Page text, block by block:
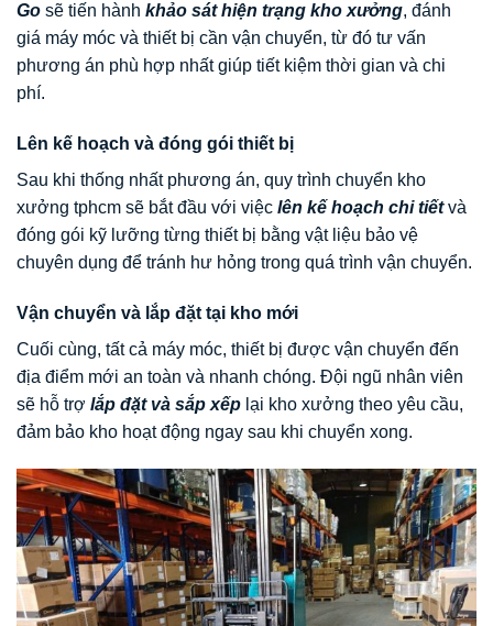
Go sẽ tiến hành khảo sát hiện trạng kho xưởng, đánh
giá máy móc và thiết bị cần vận chuyển, từ đó tư vấn
phương án phù hợp nhất giúp tiết kiệm thời gian và chi
phí.
Lên kế hoạch và đóng gói thiết bị
Sau khi thống nhất phương án, quy trình chuyển kho
xưởng tphcm sẽ bắt đầu với việc lên kế hoạch chi tiếtvà
đóng gói kỹ lưỡng từng thiết bị bằng vật liệu bảo vệ
chuyên dụng để tránh hư hỏng trong quá trình vận chuyển.
Vận chuyển và lắp đặt tại kho mới
Cuối cùng, tất cả máy móc, thiết bị được vận chuyển đến
địa điểm mới an toàn và nhanh chóng. Đội ngũ nhân viên
sẽ hỗ trợ lắp đặt và sắp xếp lại kho xưởng theo yêu cầu,
đảm bảo kho hoạt động ngay sau khi chuyển xong.